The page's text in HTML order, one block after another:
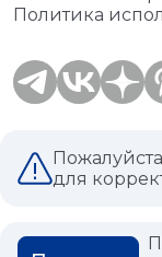
Политика
© 2026,Мастердом
ООО "АРТДЕКОРИУМ",
для